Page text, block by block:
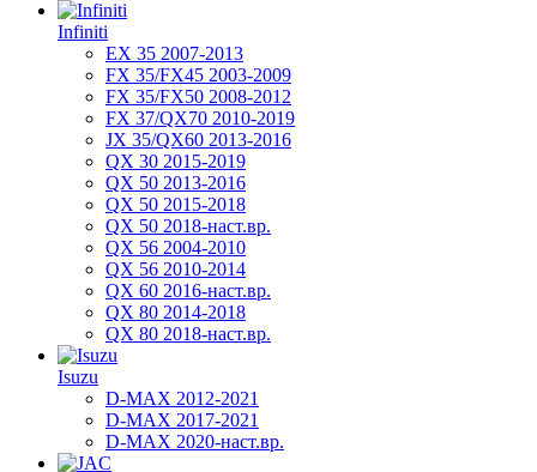
Infiniti
EX 35 2007-2013
FX 35/FX45 2003-2009
FX 35/FX50 2008-2012
FX 37/QX70 2010-2019
JX 35/QX60 2013-2016
QX 30 2015-2019
QX 50 2013-2016
QX 50 2015-2018
QX 50 2018-наст.вр.
QX 56 2004-2010
QX 56 2010-2014
QX 60 2016-наст.вр.
QX 80 2014-2018
QX 80 2018-наст.вр.
Isuzu
D-MAX 2012-2021
D-MAX 2017-2021
D-MAX 2020-наст.вр.